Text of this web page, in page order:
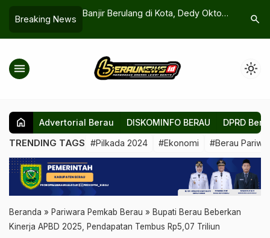
Breaking News
di Kota, Dedy Okto
Menyeluruh:
Cemas Setiap
Gedung Baru RSUD Abdul Rivai
Percepatan Operasional
bagi
search
menu light_mode
home Advertorial Berau DISKOMINFO BERAU DPRD
TRENDING TAGS #Pilkada 2024 #Ekonomi #Berau
Beranda » Pariwara Pemkab Berau » Bupati Berau Beberkan
Kinerja APBD 2025, Pendapatan Tembus Rp5,07 Triliun